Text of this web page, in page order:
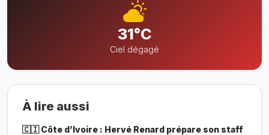
31°C
Ciel dégagé
À lire aussi
🇨🇮 Côte d’Ivoire : Hervé Renard prépare son staff